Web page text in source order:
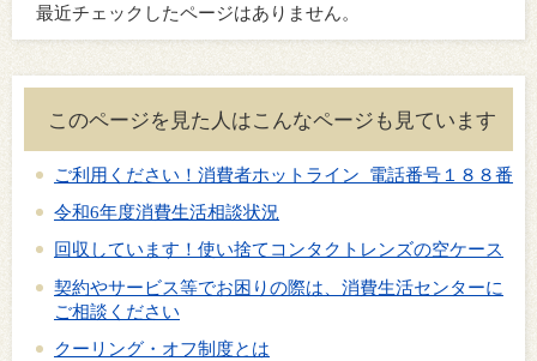
最近チェックしたページはありません。
このページを見た人はこんなページも見ています
ご利用ください！消費者ホットライン 電話番号１８８番
令和6年度消費生活相談状況
回収しています！使い捨てコンタクトレンズの空ケース
契約やサービス等でお困りの際は、消費生活センターに
ご相談ください
クーリング・オフ制度とは